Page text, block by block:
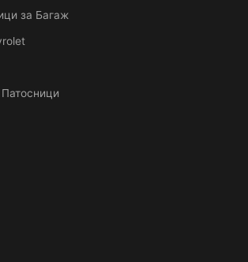
за Багаж